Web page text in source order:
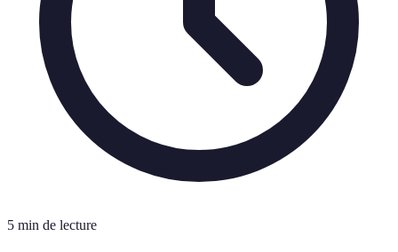
5 min de lecture